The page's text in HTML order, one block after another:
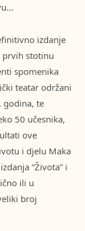
izdanje
prvih stotinu
spomenika
teatar održani
godina, te
50 učesnika,
ove
i djelu Maka
“Života” i
ili u
broj